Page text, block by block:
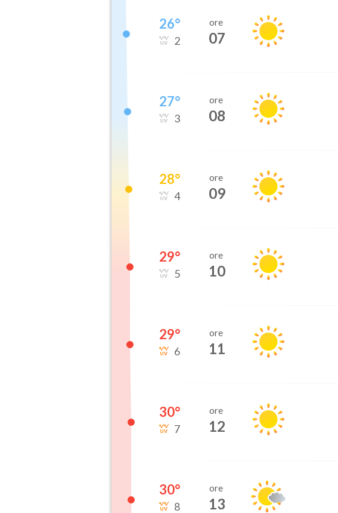
26°
2
ore
07
27°
3
ore
08
28°
4
ore
09
29°
5
ore
10
29°
6
ore
11
30°
7
ore
12
30°
8
ore
13